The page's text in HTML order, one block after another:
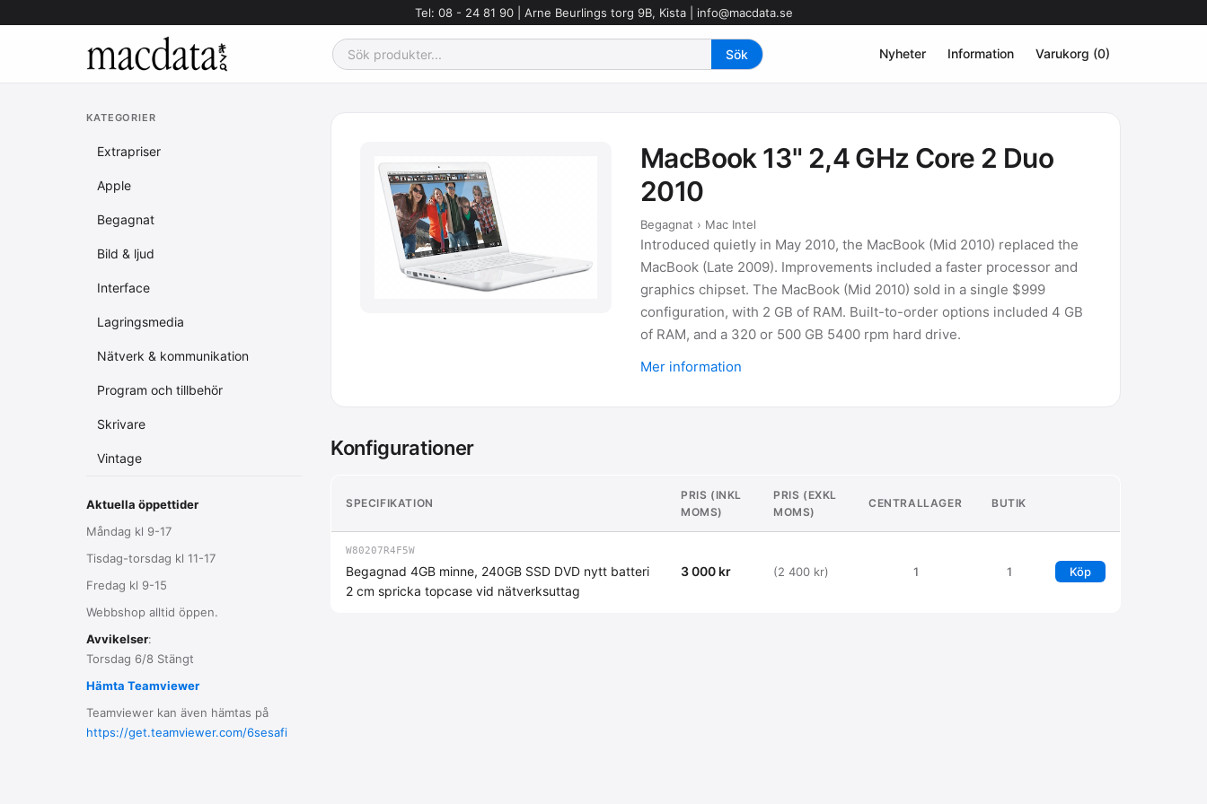
Tel: 08 - 24 81 90 | Arne Beurlings torg 9B, Kista | info@macdata.se
Nyheter Information Varukorg (0)
KATEGORIER
Extrapriser
Apple
Begagnat
Bild & ljud
Interface
Lagringsmedia
Nätverk & kommunikation
Program och tillbehör
Skrivare
Vintage
Aktuella öppettider
Måndag kl 9-17
Tisdag-torsdag kl 11-17
Fredag kl 9-15
Webbshop alltid öppen.
Avvikelser:
Torsdag 6/8 Stängt
Hämta Teamviewer
Teamviewer kan även hämtas på
https://get.teamviewer.com/6sesafi
MacBook 13" 2,4 GHz Core 2 Duo
2010
Begagnat › Mac Intel
Introduced quietly in May 2010, the MacBook (Mid 2010) replaced the
MacBook (Late 2009). Improvements included a faster processor and
graphics chipset. The MacBook (Mid 2010) sold in a single $999
configuration, with 2 GB of RAM. Built-to-order options included 4 GB
of RAM, and a 320 or 500 GB 5400 rpm hard drive.
Mer information
Konfigurationer
SPECIFIKATION
PRIS (INKL
MOMS)
PRIS (EXKL
MOMS)
CENTRALLAGER BUTIK
W80207R4F5W
Begagnad 4GB minne, 240GB SSD DVD nytt batteri
2 cm spricka topcase vid nätverksuttag
3 000 kr (2 400 kr) 1 1 Köp